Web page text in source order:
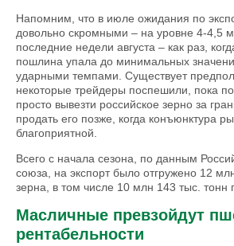
Напомним, что в июле ожидания по
довольно скромными – на уровне 4-4,5
последние недели августа – как раз,
пошлина упала до минимальных
ударными темпами. Существует
некоторые трейдеры поспешили, пока
просто вывезти российское зерно за
продать его позже, когда конъюнктура
благоприятной.
Всего с начала сезона, по данным
союза, на экспорт было отгружено 12
зерна, в том числе 10 млн 143 тыс. тонн
Масличные превзойдут
рентабельности